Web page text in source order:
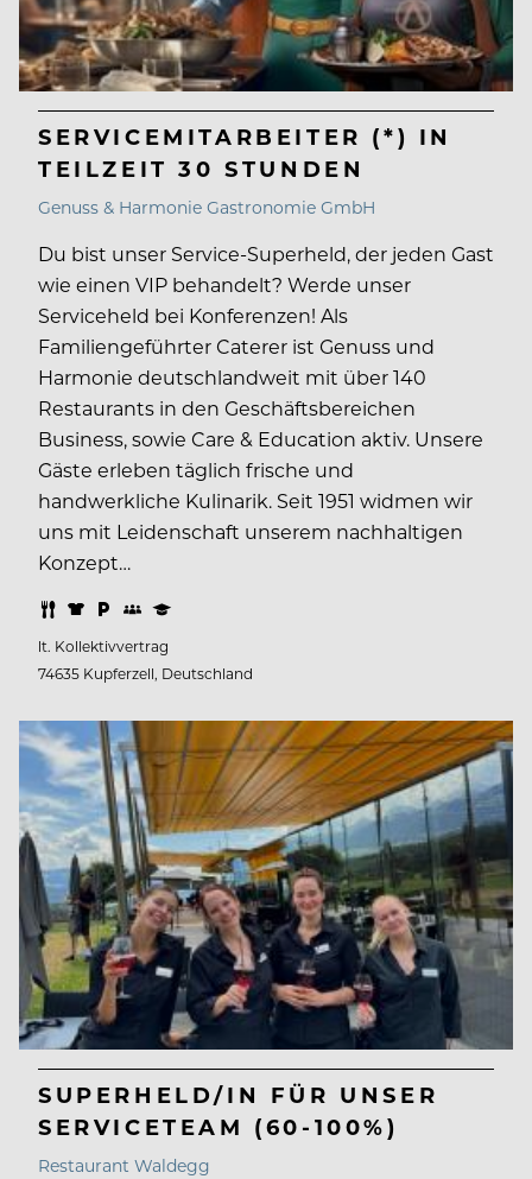
SERVICEMITARBEITER (*) IN
TEILZEIT 30 STUNDEN
Genuss & Harmonie Gastronomie GmbH
Du bist unser Service-Superheld, der jeden Gast
wie einen VIP behandelt? Werde unser
Serviceheld bei Konferenzen! Als
Familiengeführter Caterer ist Genuss und
Harmonie deutschlandweit mit über 140
Restaurants in den Geschäftsbereichen
Business, sowie Care & Education aktiv. Unsere
Gäste erleben täglich frische und
handwerkliche Kulinarik. Seit 1951 widmen wir
uns mit Leidenschaft unserem nachhaltigen
Konzept…
lt. Kollektivvertrag
74635 Kupferzell, Deutschland
SUPERHELD/IN FÜR UNSER
SERVICETEAM (60-100%)
Restaurant Waldegg